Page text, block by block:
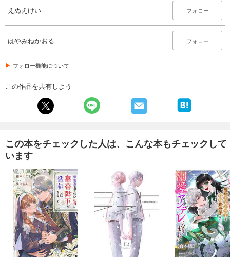
えぬえけい フォロー
はやみねかおる フォロー
フォロー機能について
この作品を共有しよう
この本をチェックした人は、こんな本もチェックして
います